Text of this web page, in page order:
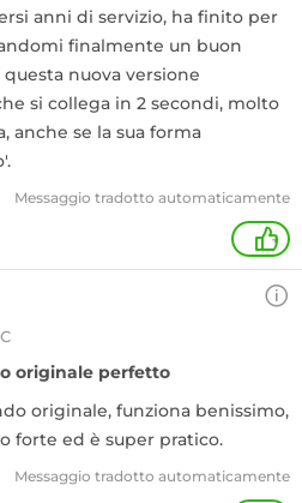
anni di servizio, ha finito per
finalmente un buon
nuova versione
si collega in 2 secondi, molto
anche se la sua forma
Messaggio tradotto automaticamente
+
originale perfetto
originale, funziona benissimo,
forte ed è super pratico.
Messaggio tradotto automaticamente